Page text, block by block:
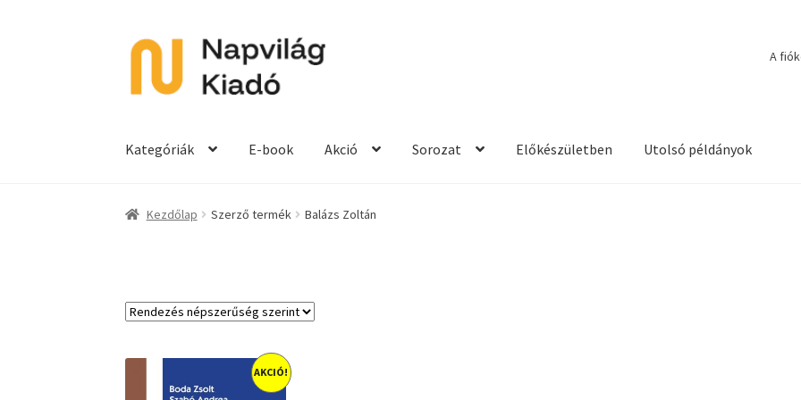
Ugrás
navigációhoz
Kilépés
tartalomba
A
Kategóriák E-book Akció Sorozat Előkészületben Utolsó példányok
Kezdőlap Szerző termék Balázs Zoltán
AKCIÓ!